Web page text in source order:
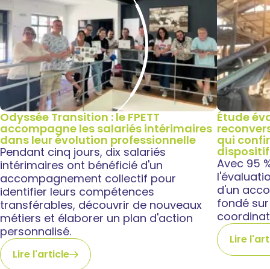
Odyssée Transition : le FPETT
accompagne les salariés intérimaires
dans leur évolution professionnelle
Pendant cinq jours, dix salariés
intérimaires ont bénéficié d'un
accompagnement collectif pour
identifier leurs compétences
transférables, découvrir de nouveaux
métiers et élaborer un plan d'action
personnalisé.
Lire l'article
Étude
qui
dispositif
Avec 95
d'un
fondé
Lire